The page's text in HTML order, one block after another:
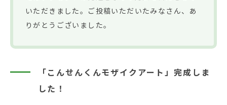
いただきました。ご投稿いただいたみなさん、あ
りがとうございました。
「こんせんくんモザイクアート」完成しま
した！